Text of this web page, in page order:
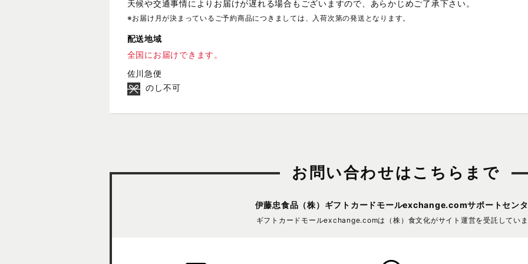
天候や交通事情によりお届けが遅れる場合もございますので、あらかじめご了承下さい。
※お届け月が決まっているご予約商品につきましては、入荷次第の発送となります。
配送地域
全国にお届けできます。
佐川急便
のし不可
お問い合わせはこちらまで
伊藤忠食品（株） ギフトカードモールexchange.comサポートセン
ギフトカードモールexchange.comは （株）食文化がサイト運営を受託してい